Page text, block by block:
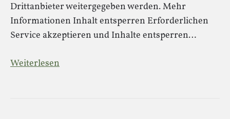
Drittanbieter weitergegeben werden. Mehr
Informationen Inhalt entsperren Erforderlichen
Service akzeptieren und Inhalte entsperren…
Weiterlesen